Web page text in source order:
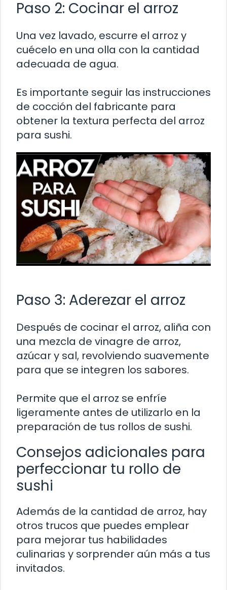
Paso 2: Cocinar el arroz
Una vez lavado, escurre el arroz y
cuécelo en una olla con la cantidad
adecuada de agua.
Es importante seguir las instrucciones
de cocción del fabricante para
obtener la textura perfecta del arroz
para sushi.
Paso 3: Aderezar el arroz
Después de cocinar el arroz, aliña con
una mezcla de vinagre de arroz,
azúcar y sal, revolviendo suavemente
para que se integren los sabores.
Permite que el arroz se enfríe
ligeramente antes de utilizarlo en la
preparación de tus rollos de sushi.
Consejos adicionales para
perfeccionar tu rollo de
sushi
Además de la cantidad de arroz, hay
otros trucos que puedes emplear
para mejorar tus habilidades
culinarias y sorprender aún más a tus
invitados.